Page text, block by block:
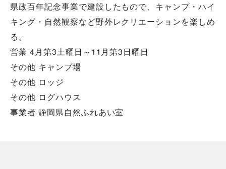
県政百年記念事業で建設したもので、キャンプ・ハイ
キング・自然観察など野外レクリエーションを楽しめ
る。
営業 4月第3土曜日～11月第3日曜日
その他 キャンプ場
その他 ロッジ
その他 ログハウス
事業者 静岡県自然ふれあい室